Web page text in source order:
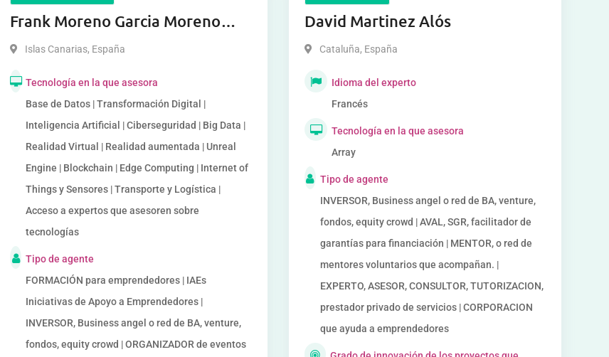
Frank Moreno Garcia Moreno
Garcia Moreno Garcia
Islas Canarias, España
Tecnología en la que asesora
Base de Datos | Transformación Digital |
Inteligencia Artificial | Ciberseguridad | Big Data |
Realidad Virtual | Realidad aumentada | Unreal
Engine | Blockchain | Edge Computing | Internet of
Things y Sensores | Transporte y Logística |
Acceso a expertos que asesoren sobre
tecnologías
Tipo de agente
FORMACIÓN para emprendedores | IAEs
Iniciativas de Apoyo a Emprendedores |
INVERSOR, Business angel o red de BA, venture,
fondos, equity crowd | ORGANIZADOR de eventos
David Martinez Alós
Cataluña, España
Idioma del experto
Francés
Tecnología en la que asesora
Array
Tipo de agente
INVERSOR, Business angel o red de BA, venture,
fondos, equity crowd | AVAL, SGR, facilitador de
garantías para financiación | MENTOR, o red de
mentores voluntarios que acompañan. |
EXPERTO, ASESOR, CONSULTOR, TUTORIZACION,
prestador privado de servicios | CORPORACION
que ayuda a emprendedores